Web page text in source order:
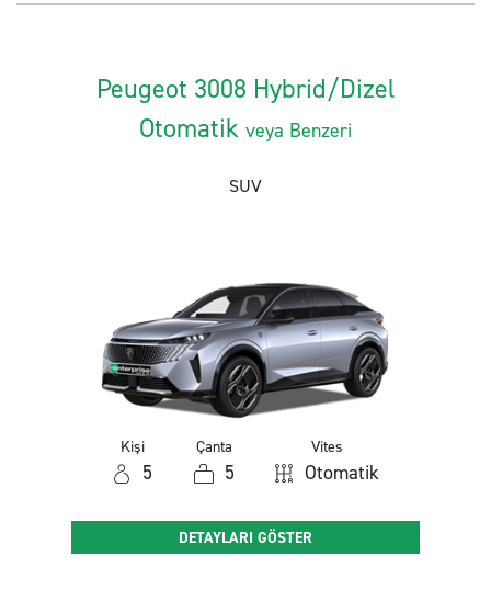
Peugeot 3008 Hybrid/Dizel
Otomatik veya Benzeri
SUV
Kişi
5
Çanta
5
Vites
Otomatik
DETAYLARI GÖSTER